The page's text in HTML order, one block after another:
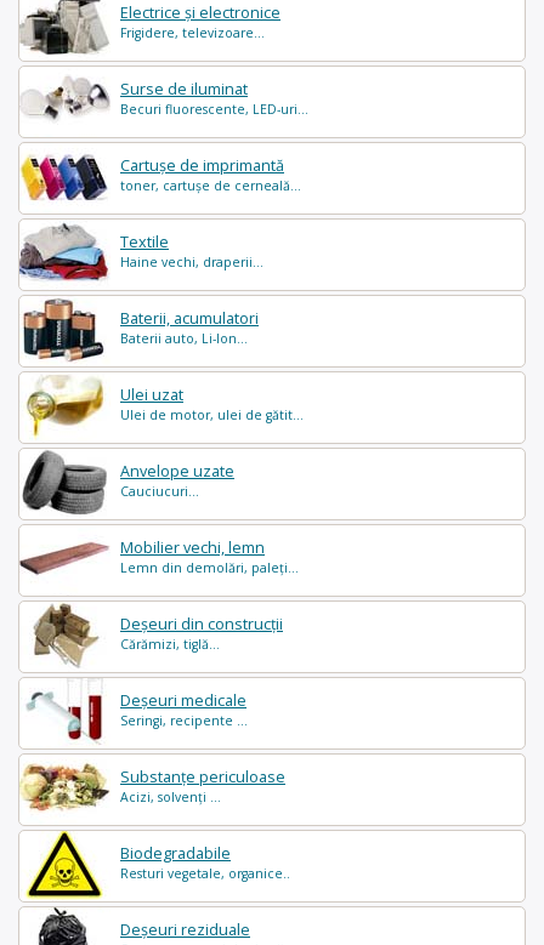
Electrice și electronice
Frigidere, televizoare...
Surse de iluminat
Becuri fluorescente, LED-uri...
Cartușe de imprimantă
toner, cartușe de cerneală...
Textile
Haine vechi, draperii...
Baterii, acumulatori
Baterii auto, Li-Ion...
Ulei uzat
Ulei de motor, ulei de gătit...
Anvelope uzate
Cauciucuri...
Mobilier vechi, lemn
Lemn din demolări, paleți...
Deșeuri din construcții
Cărămizi, tiglă...
Deșeuri medicale
Seringi, recipente ...
Substanțe periculoase
Acizi, solvenți ...
Biodegradabile
Resturi vegetale, organice..
Deșeuri reziduale